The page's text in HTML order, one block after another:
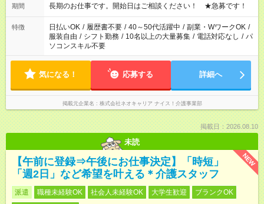
あれば調整できます！ ※シフト制。勤務地により実働時間が異
ください。
期間 長期のお仕事です。開始日はご相談ください！ ★急募です！
特徴 日払いOK / 履歴書不要 / 40～50代活躍中 / 副業・WワークOK /
服装自由 / シフト勤務 / 10名以上の大量募集 / 電話対応なし / パ
ソコンスキル不要
気になる！ 応募する 詳細へ
掲載元企業名 株式会社ネオキャリア ナイス！介護事業部
掲載日：2026.08.10
未読
NEW
【午前に登録⇒午後にお仕事決定】「時短」
「週2日」など希望を叶える＊介護スタッフ
派遣 職種未経験OK 社会人未経験OK 大学生歓迎
ブランクOK